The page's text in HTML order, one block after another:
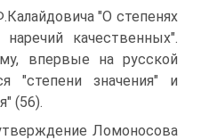
"О степенях
наречий качественных".
впервые на русской
"степени значения" и
(56).
Ломоносова